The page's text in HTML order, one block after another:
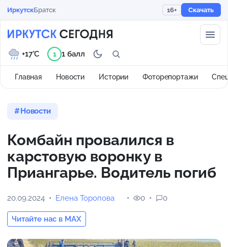
ИркутскБратск 16+ Скачать
Главная Новости Истории Фоторепортажи
+17°C 1 1 балл
Новости
Комбайн провалился в
карстовую воронку в
Приангарье. Водитель погиб
20.09.2024 Елена Торопова
Читайте нас в MAX
0 0